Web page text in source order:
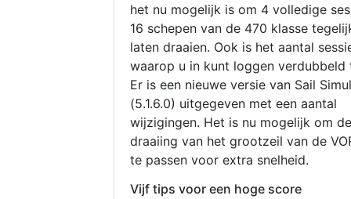
het nu mogelijk is om 4 volledige
16 schepen van de 470 klasse
laten draaien. Ook is het aantal
waarop u in kunt loggen verdubbeld
Er is een nieuwe versie van Sail
(5.1.6.0) uitgegeven met een aantal
wijzigingen. Het is nu mogelijk om de
draaiing van het grootzeil van de
te passen voor extra snelheid.
Vijf tips voor een hoge score